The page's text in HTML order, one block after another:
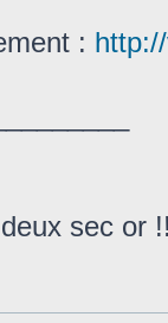
:
sec or